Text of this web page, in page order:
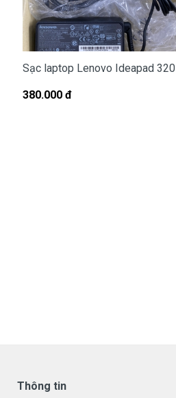
Sạc laptop Lenovo Ideapad 320
380.000 đ
Thông tin